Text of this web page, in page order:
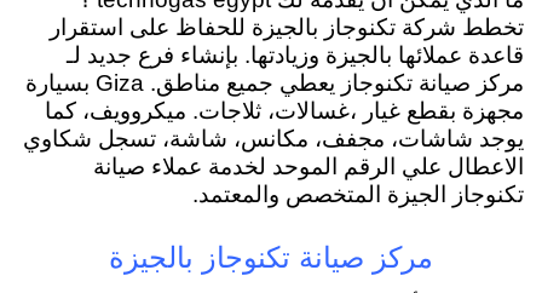
تخطط شركة تكنوجاز بالجيزة للحفاظ على استقرار
قاعدة عملائها بالجيزة وزيادتها. بإنشاء فرع جديد لـ
مركز صيانة تكنوجاز يعطي جميع مناطق. Giza بسيارة
مجهزة بقطع غيار ،غسالات، ثلاجات. ميكروويف، كما
يوجد شاشات، مجفف، مكانس، شاشة، تسجل شكاوي
الاعطال علي الرقم الموحد لخدمة عملاء صيانة
تكنوجاز الجيزة المتخصص والمعتمد.
مركز صيانة تكنوجاز بالجيزة